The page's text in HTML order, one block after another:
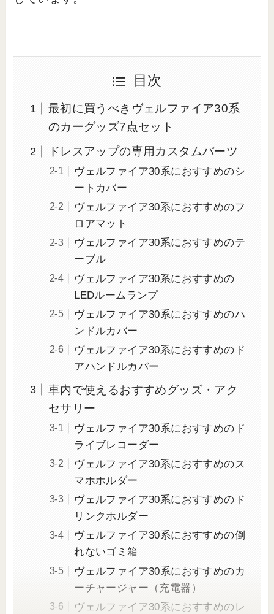
目次
最初に買うべきヴェルファイア30系
のカーグッズ7点セット
ドレスアップの専用カスタムパーツ
ヴェルファイア30系におすすめのシ
ートカバー
ヴェルファイア30系におすすめのフ
ロアマット
ヴェルファイア30系におすすめのテ
ーブル
ヴェルファイア30系におすすめの
LEDルームランプ
ヴェルファイア30系におすすめのハ
ンドルカバー
ヴェルファイア30系におすすめのド
アハンドルカバー
車内で使えるおすすめグッズ・アク
セサリー
ヴェルファイア30系におすすめのド
ライブレコーダー
ヴェルファイア30系におすすめのス
マホホルダー
ヴェルファイア30系におすすめのド
リンクホルダー
ヴェルファイア30系におすすめの倒
れないゴミ箱
ヴェルファイア30系におすすめのカ
ーチャージャー（充電器）
ヴェルファイア30系におすすめのレ